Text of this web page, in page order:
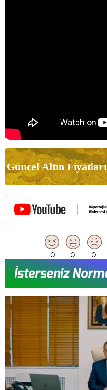
Güncel Altın Fiyatları
0 0 0